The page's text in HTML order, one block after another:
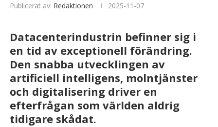
Publicerat av: Redaktionen 2025-11-07
Datacenterindustrin befinner sig i
en tid av exceptionell förändring.
Den snabba utvecklingen av
artificiell intelligens, molntjänster
och digitalisering driver en
efterfrågan som världen aldrig
tidigare skådat.